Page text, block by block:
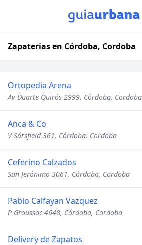
Zapaterias en Córdoba, Cordoba
Ortopedia Arena
Av Duarte Quirós 2999, Córdoba, Cordoba
Anca & Co
V Sársfield 361, Córdoba, Cordoba
Ceferino Calzados
San Jerónimo 3061, Córdoba, Cordoba
Pablo Calfayan Vazquez
P Groussac 4648, Córdoba, Cordoba
Delivery de Zapatos